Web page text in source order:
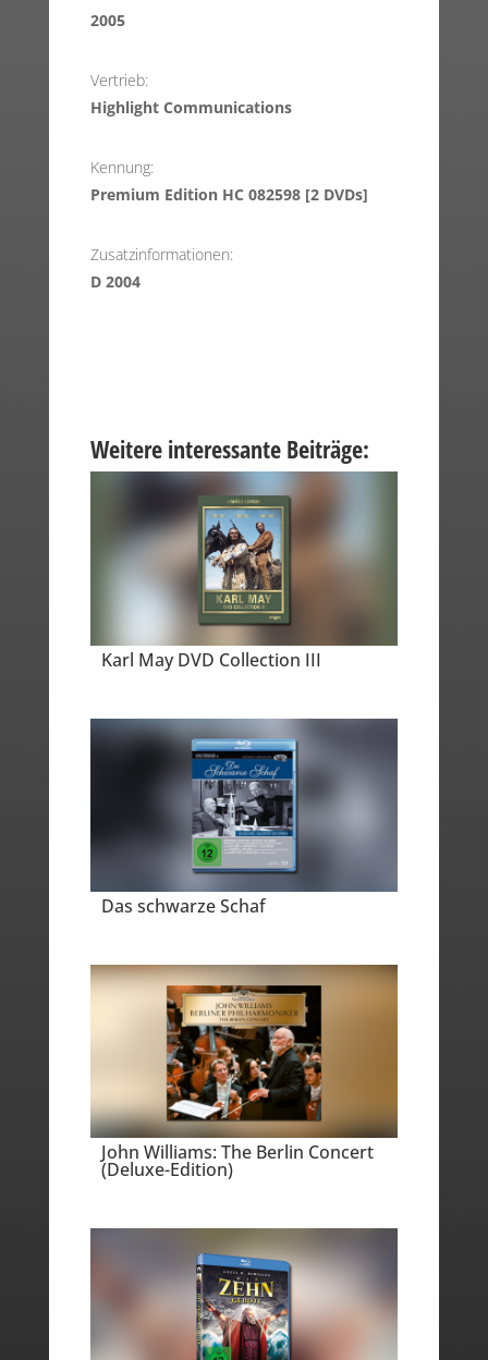
2005
Vertrieb:
Highlight Communications
Kennung:
Premium Edition HC 082598 [2 DVDs]
Zusatzinformationen:
D 2004
Weitere interessante Beiträge:
Karl May DVD Collection III
Das schwarze Schaf
John Williams: The Berlin Concert
(Deluxe-Edition)